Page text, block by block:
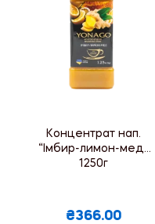
Концентрат нап.
“Імбир-лимон-мед”,
1250г
₴366.00